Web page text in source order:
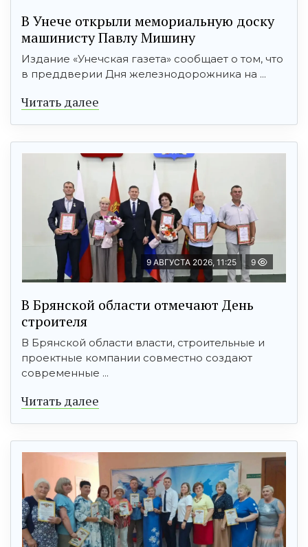
В Унече открыли мемориальную доску
машинисту Павлу Мишину
Издание «Унечская газета» сообщает о том, что
в преддверии Дня железнодорожника на ...
Читать далее
9 АВГУСТА 2026, 11:25 9
В Брянской области отмечают День
строителя
В Брянской области власти, строительные и
проектные компании совместно создают
современные ...
Читать далее